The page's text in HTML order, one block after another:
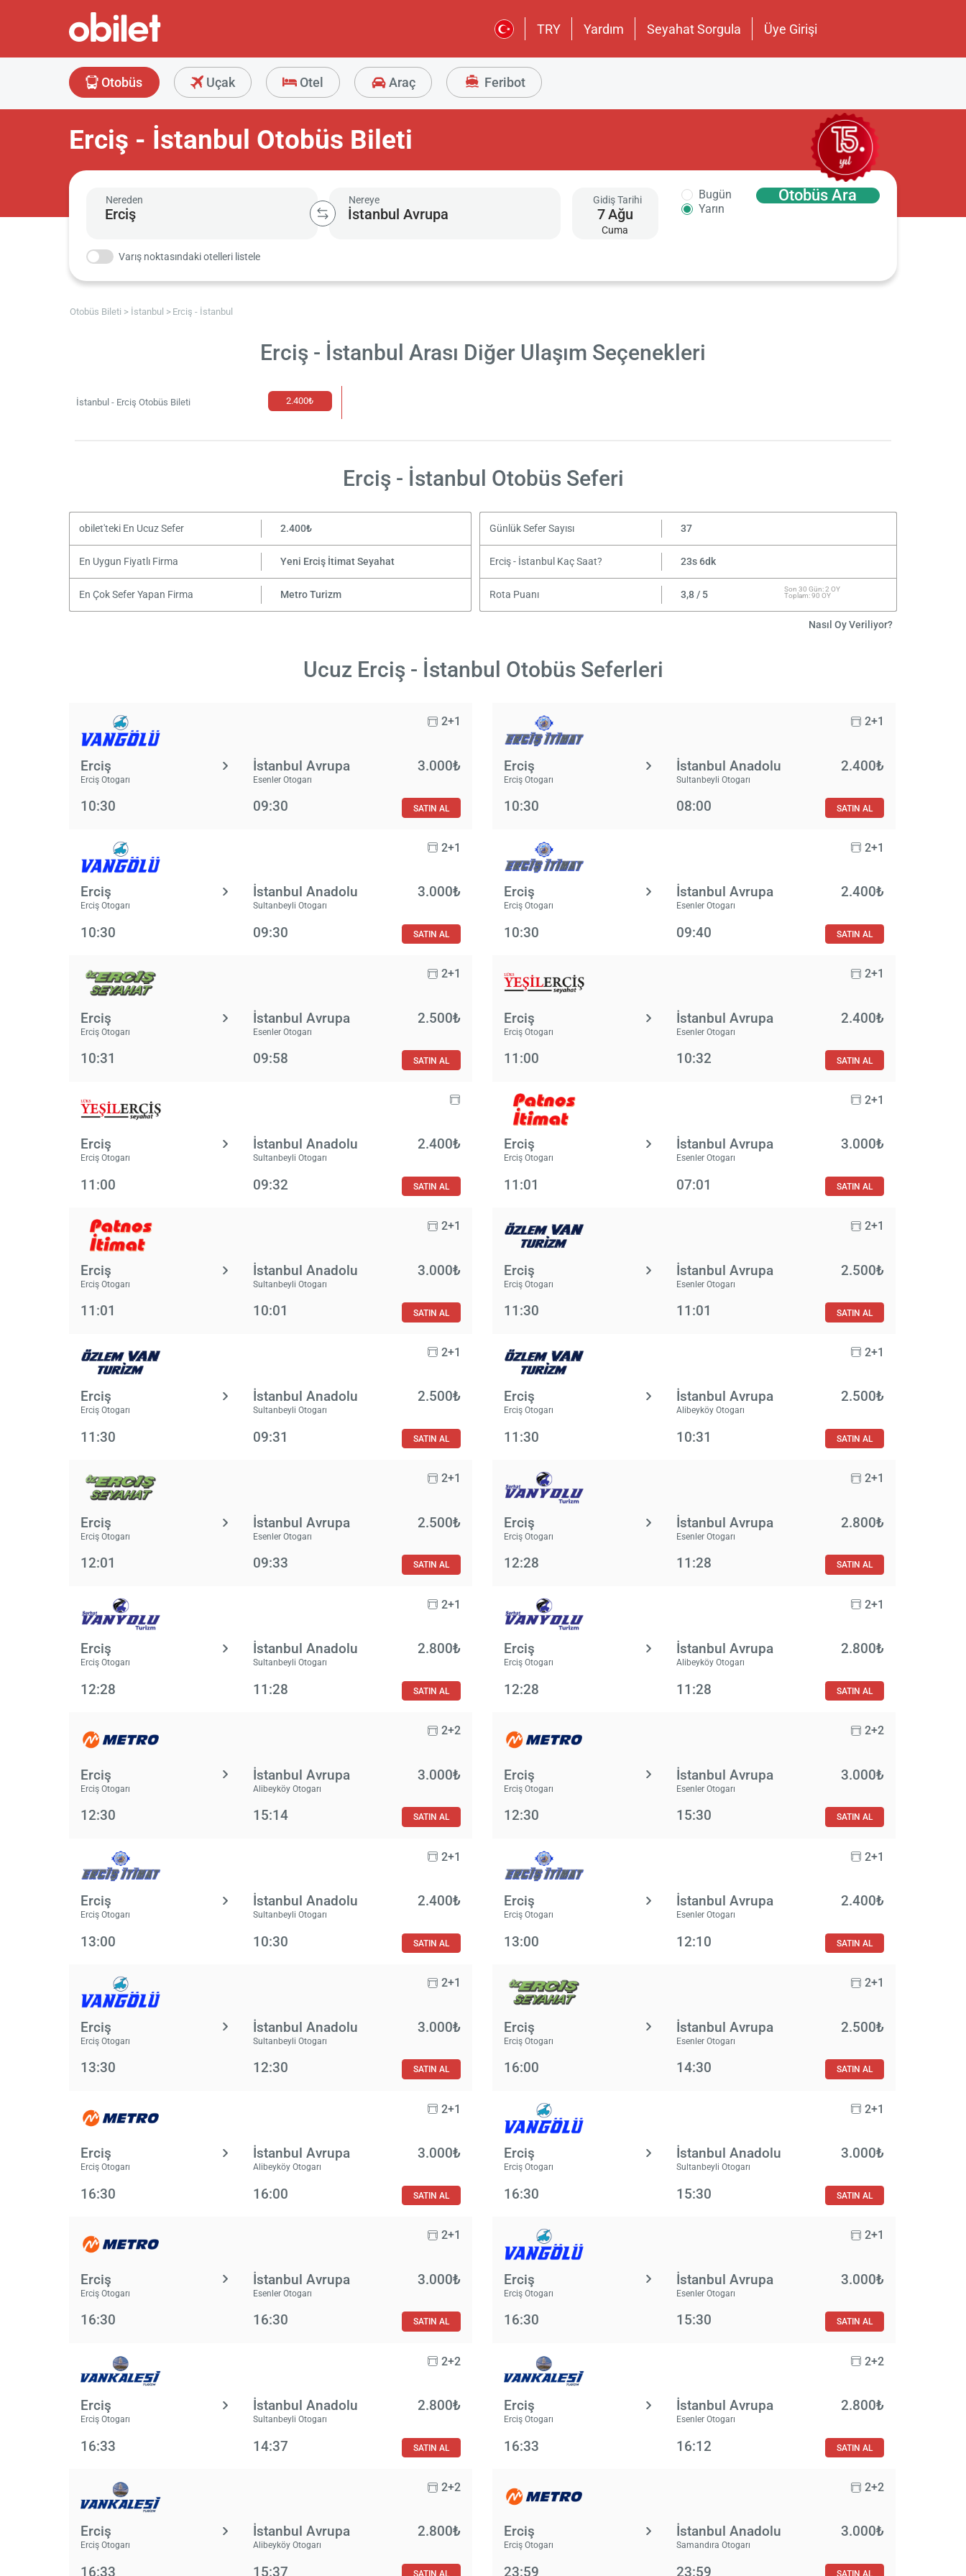
TRY Yardım Seyahat Sorgula Üye Girişi
Otobüs Uçak Otel Araç Feribot
Erciş - İstanbul Otobüs Bileti
Nereden Nereye Gidiş Tarihi
7Ağu
Cuma
Bugün
Yarın
Otobüs Ara
Varış noktasındaki otelleri listele
Otobüs Bileti İstanbul Erciş - İstanbul
Erciş - İstanbul Arası Diğer Ulaşım Seçenekleri
İstanbul - Erciş Otobüs Bileti 2.400₺
Erciş - İstanbul Otobüs Seferi
obilet'teki En Ucuz Sefer 2.400₺ Günlük Sefer Sayısı 37
En Uygun Fiyatlı Firma Yeni Erciş İtimat Seyahat Erciş - İstanbul Kaç Saat? 23s 6dk
En Çok Sefer Yapan Firma Metro Turizm Rota Puanı 3,8 / 5
Son 30 Gün: 2 OY
Toplam: 90 OY
Nasıl Oy Veriliyor?
Ucuz Erciş - İstanbul Otobüs Seferleri
2+1
Erciş
Erciş Otogarı
İstanbul Avrupa
Esenler Otogarı
3.000₺
10:30 09:30 SATIN AL
2+1
Erciş
Erciş Otogarı
İstanbul Anadolu
Sultanbeyli Otogarı
2.400₺
10:30 08:00 SATIN AL
2+1
Erciş
Erciş Otogarı
İstanbul Anadolu
Sultanbeyli Otogarı
3.000₺
10:30 09:30 SATIN AL
2+1
Erciş
Erciş Otogarı
İstanbul Avrupa
Esenler Otogarı
2.400₺
10:30 09:40 SATIN AL
2+1
Erciş
Erciş Otogarı
İstanbul Avrupa
Esenler Otogarı
2.500₺
10:31 09:58 SATIN AL
2+1
Erciş
Erciş Otogarı
İstanbul Avrupa
Esenler Otogarı
2.400₺
11:00 10:32 SATIN AL
Erciş
Erciş Otogarı
İstanbul Anadolu
Sultanbeyli Otogarı
2.400₺
11:00 09:32 SATIN AL
2+1
Erciş
Erciş Otogarı
İstanbul Avrupa
Esenler Otogarı
3.000₺
11:01 07:01 SATIN AL
2+1
Erciş
Erciş Otogarı
İstanbul Anadolu
Sultanbeyli Otogarı
3.000₺
11:01 10:01 SATIN AL
2+1
Erciş
Erciş Otogarı
İstanbul Avrupa
Esenler Otogarı
2.500₺
11:30 11:01 SATIN AL
2+1
Erciş
Erciş Otogarı
İstanbul Anadolu
Sultanbeyli Otogarı
2.500₺
11:30 09:31 SATIN AL
2+1
Erciş
Erciş Otogarı
İstanbul Avrupa
Alibeyköy Otogarı
2.500₺
11:30 10:31 SATIN AL
2+1
Erciş
Erciş Otogarı
İstanbul Avrupa
Esenler Otogarı
2.500₺
12:01 09:33 SATIN AL
2+1
Erciş
Erciş Otogarı
İstanbul Avrupa
Esenler Otogarı
2.800₺
12:28 11:28 SATIN AL
2+1
Erciş
Erciş Otogarı
İstanbul Anadolu
Sultanbeyli Otogarı
2.800₺
12:28 11:28 SATIN AL
2+1
Erciş
Erciş Otogarı
İstanbul Avrupa
Alibeyköy Otogarı
2.800₺
12:28 11:28 SATIN AL
2+2
Erciş
Erciş Otogarı
İstanbul Avrupa
Alibeyköy Otogarı
3.000₺
12:30 15:14 SATIN AL
2+2
Erciş
Erciş Otogarı
İstanbul Avrupa
Esenler Otogarı
3.000₺
12:30 15:30 SATIN AL
2+1
Erciş
Erciş Otogarı
İstanbul Anadolu
Sultanbeyli Otogarı
2.400₺
13:00 10:30 SATIN AL
2+1
Erciş
Erciş Otogarı
İstanbul Avrupa
Esenler Otogarı
2.400₺
13:00 12:10 SATIN AL
2+1
Erciş
Erciş Otogarı
İstanbul Anadolu
Sultanbeyli Otogarı
3.000₺
13:30 12:30 SATIN AL
2+1
Erciş
Erciş Otogarı
İstanbul Avrupa
Esenler Otogarı
2.500₺
16:00 14:30 SATIN AL
2+1
Erciş
Erciş Otogarı
İstanbul Avrupa
Alibeyköy Otogarı
3.000₺
16:30 16:00 SATIN AL
2+1
Erciş
Erciş Otogarı
İstanbul Anadolu
Sultanbeyli Otogarı
3.000₺
16:30 15:30 SATIN AL
2+1
Erciş
Erciş Otogarı
İstanbul Avrupa
Esenler Otogarı
3.000₺
16:30 16:30 SATIN AL
2+1
Erciş
Erciş Otogarı
İstanbul Avrupa
Esenler Otogarı
3.000₺
16:30 15:30 SATIN AL
2+2
Erciş
Erciş Otogarı
İstanbul Anadolu
Sultanbeyli Otogarı
2.800₺
16:33 14:37 SATIN AL
2+2
Erciş
Erciş Otogarı
İstanbul Avrupa
Esenler Otogarı
2.800₺
16:33 16:12 SATIN AL
2+2
Erciş
Erciş Otogarı
İstanbul Avrupa
Alibeyköy Otogarı
2.800₺
16:33 15:37 SATIN AL
2+2
Erciş
Erciş Otogarı
İstanbul Anadolu
Samandıra Otogarı
3.000₺
23:59 23:59 SATIN AL